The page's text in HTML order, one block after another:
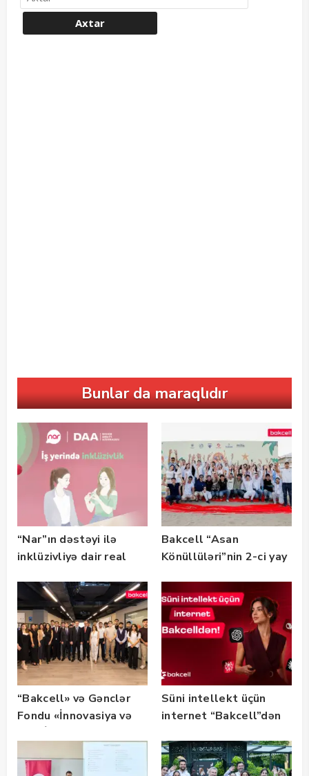
Bunlar da maraqlıdır
“Nar”ın dəstəyi ilə
inklüzivliyə dair real
təqdim edilir
Bakcell “Asan
Könüllüləri”nin 2-ci yay
olub — FOTO
“Bakcell» və Gənclər
Fondu «İnnovasiya və
təqaüd proqramının
qalibləri ilə görüş
Süni intellekt üçün
internet “Bakcell”dən